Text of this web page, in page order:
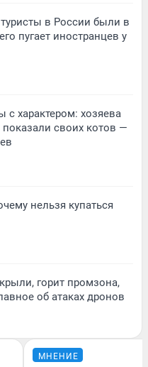
в России были в
пугает иностранцев у
характером: хозяева
своих котов —
нельзя купаться
горит промзона,
об атаках дронов
МНЕНИЕ